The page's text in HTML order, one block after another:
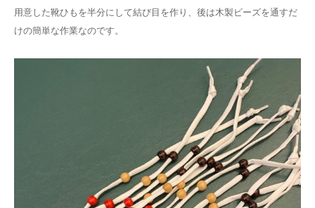
用意した靴ひもを半分にして結び目を作り、後は木製ビーズを通すだ
けの簡単な作業なのです。